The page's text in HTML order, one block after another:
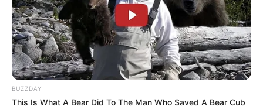
BUZZDAY
This Is What A Bear Did To The Man Who Saved A Bear Cub